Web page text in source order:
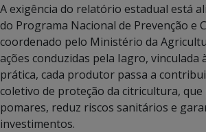
A exigência do relatório estadual está
do Programa Nacional de Prevenção e
coordenado pelo Ministério da
ações conduzidas pela Iagro, vinculada
prática, cada produtor passa a
coletivo de proteção da citricultura, que
pomares, reduz riscos sanitários e
investimentos.